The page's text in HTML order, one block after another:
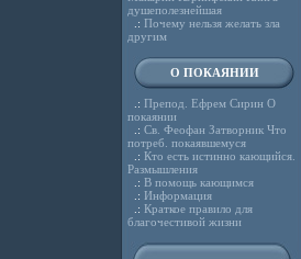
душеполезнейшая
.: Почему нельзя желать зла
другим
О ПОКАЯНИИ
.: Препод. Ефрем Сирин О
покаянии
.: Св. Феофан Затворник Что
потреб. покаявшемуся
.: Кто есть истинно кающийся.
Размышления
.: В помощь кающимся
.: Информация
.: Краткое правило для
благочестивой жизни